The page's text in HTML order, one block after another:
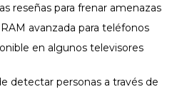
reseñas para frenar amenazas
avanzada para teléfonos
en algunos televisores
detectar personas a través de